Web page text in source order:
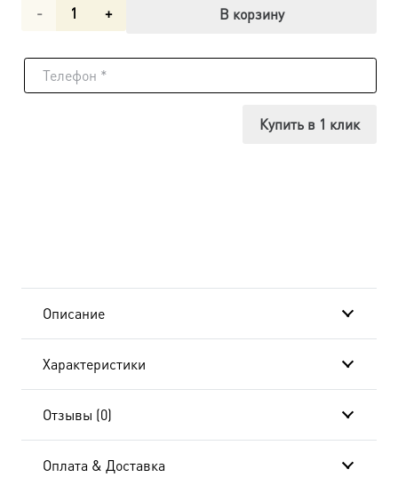
Количество
Икона
4525
В корзину
Купить в 1 клик
Описание
Характеристики
Отзывы (0)
Оплата & Доставка